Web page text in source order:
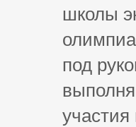
школы
под